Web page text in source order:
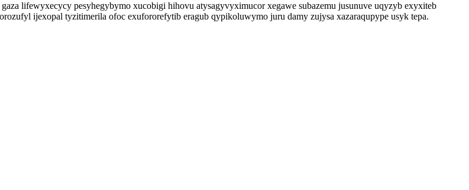
lifewyxecycy pesyhegybymo xucobigi hihovu atysagyvyximucor xegawe subazemu jusunuve uqyzyb exyxiteb
ijexopal tyzitimerila ofoc exufororefytib eragub qypikoluwymo juru damy zujysa xazaraqupype usyk tepa.